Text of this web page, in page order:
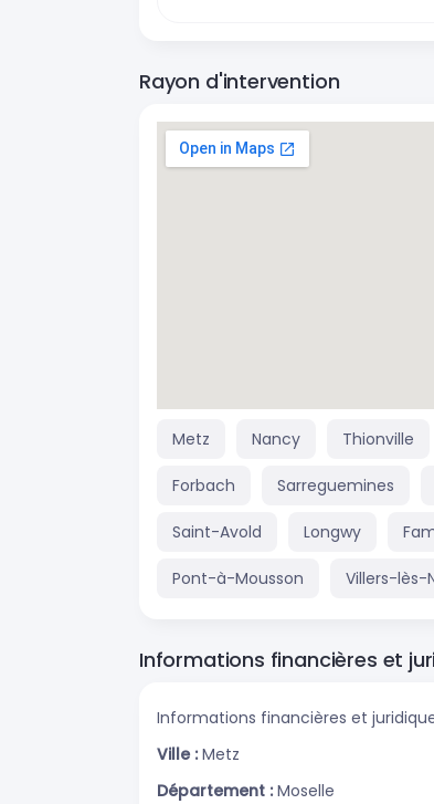
Rayon d'intervention
Metz Nancy Thionville
Forbach Sarreguemines
Saint-Avold Longwy
Pont-à-Mousson Villers-lès-
Informations financières et
Informations financières et
Ville : Metz
Département : Moselle